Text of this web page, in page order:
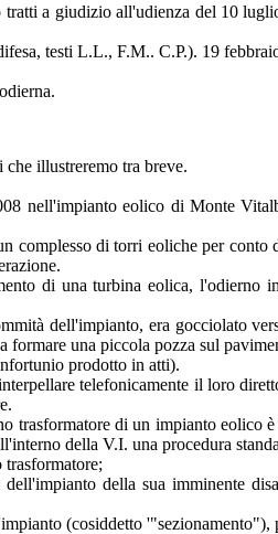
a giudizio all'udienza del 10
testi L.L., F.M.. C.P.). 19
illustreremo tra breve.
nell'impianto eolico di Monte
complesso di torri eoliche per
di una turbina eolica, l'odierno
dell'impianto, era gocciolato
una piccola pozza sul
prodotto in atti).
telefonicamente il loro
di un impianto eolico
della V.I. una procedura
della sua imminente
(cosiddetto